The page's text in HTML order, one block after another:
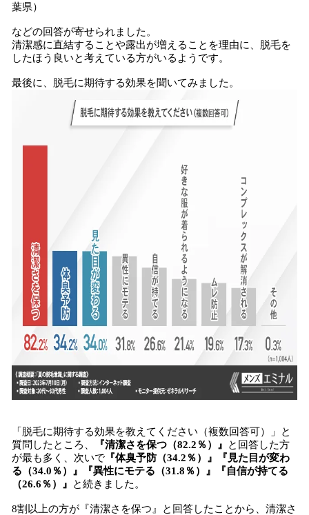
葉県）
などの回答が寄せられました。
清潔感に直結することや露出が増えることを理由に、脱毛を
したほう良いと考えている方がいるようです。
最後に、脱毛に期待する効果を聞いてみました。
「脱毛に期待する効果を教えてください（複数回答可）」と
質問したところ、
『清潔さを保つ（82.2％）』
と回答した方
が最も多く、次いで 『体臭予防（34.2％）』『見た目が変わ
る（34.0％）』『異性にモテる（31.8％）』『自信が持てる
（26.6％）』
と続きました。
8割以上の方が『清潔さを保つ』と回答したことから、清潔さ